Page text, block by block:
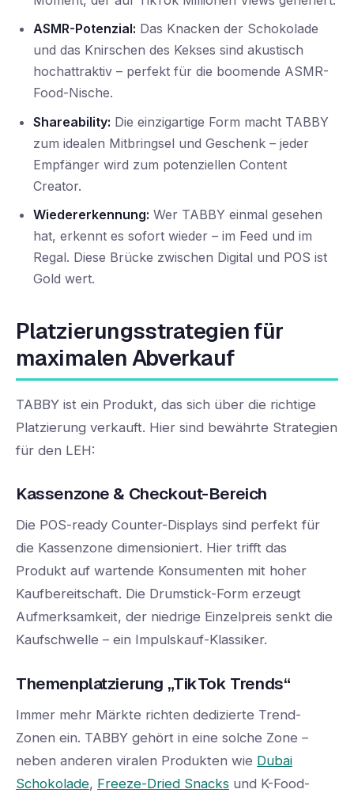
ASMR-Potenzial: Das Knacken der Schokolade
und das Knirschen des Kekses sind akustisch
hochattraktiv – perfekt für die boomende ASMR-
Food-Nische.
Shareability: Die einzigartige Form macht TABBY
zum idealen Mitbringsel und Geschenk – jeder
Empfänger wird zum potenziellen Content
Creator.
Wiedererkennung: Wer TABBY einmal gesehen
hat, erkennt es sofort wieder – im Feed und im
Regal. Diese Brücke zwischen Digital und POS ist
Gold wert.
Platzierungsstrategien für
maximalen Abverkauf
TABBY ist ein Produkt, das sich über die richtige
Platzierung verkauft. Hier sind bewährte Strategien
für den LEH:
Kassenzone & Checkout-Bereich
Die POS-ready Counter-Displays sind perfekt für
die Kassenzone dimensioniert. Hier trifft das
Produkt auf wartende Konsumenten mit hoher
Kaufbereitschaft. Die Drumstick-Form erzeugt
Aufmerksamkeit, der niedrige Einzelpreis senkt die
Kaufschwelle – ein Impulskauf-Klassiker.
Themenplatzierung „TikTok Trends“
Immer mehr Märkte richten dedizierte Trend-
Zonen ein. TABBY gehört in eine solche Zone –
neben anderen viralen Produkten wie Dubai
Schokolade, Freeze-Dried Snacks und K-Food-